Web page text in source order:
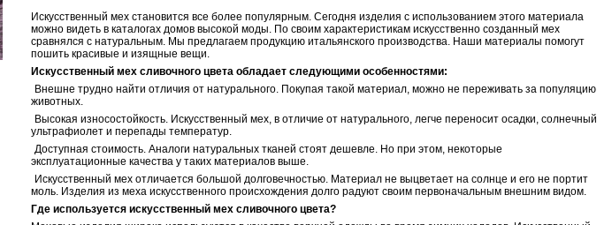
Искусственный мех становится все более популярным. Сегодня изделия с использованием этого материала
можно видеть в каталогах домов высокой моды. По своим характеристикам искусственно созданный мех
сравнялся с натуральным. Мы предлагаем продукцию итальянского производства. Наши материалы помогут
пошить красивые и изящные вещи.
Искусственный мех сливочного цвета обладает следующими особенностями:
Внешне трудно найти отличия от натурального. Покупая такой материал, можно не переживать за популяцию
животных.
Высокая износостойкость. Искусственный мех, в отличие от натурального, легче переносит осадки, солнечный
ультрафиолет и перепады температур.
Доступная стоимость. Аналоги натуральных тканей стоят дешевле. Но при этом, некоторые
эксплуатационные качества у таких материалов выше.
Искусственный мех отличается большой долговечностью. Материал не выцветает на солнце и его не портит
моль. Изделия из меха искусственного происхождения долго радуют своим первоначальным внешним видом.
Где используется искусственный мех сливочного цвета?